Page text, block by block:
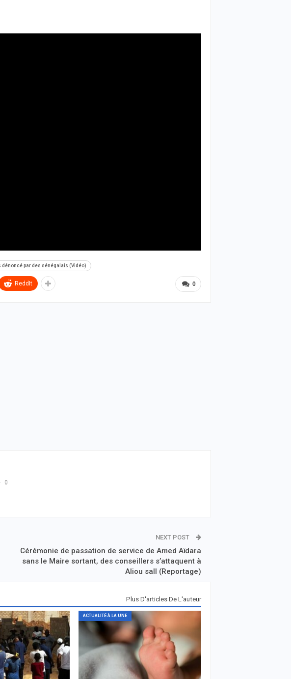
dénoncé par des sénégalais (Vidéo)
0
ReddIt
0
NEXT POST
Cérémonie de passation de service de Amed Aïdara
sans le Maire sortant, des conseillers s’attaquent à
Aliou sall (Reportage)
Plus D'articles De L'auteur
ACTUALITÉ À LA UNE